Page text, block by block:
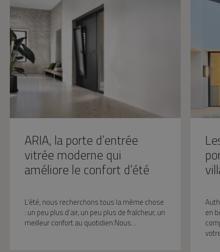
ARIA, la porte d’entrée
vitrée moderne qui
améliore le confort d’été
L’été, nous recherchons tous la même chose
: un peu plus d’air, un peu plus de fraîcheur, un
meilleur confort au quotidien.Nous…
en